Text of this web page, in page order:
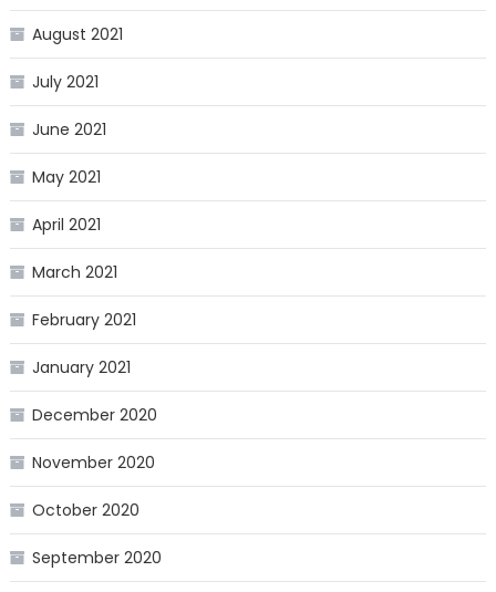
August 2021
July 2021
June 2021
May 2021
April 2021
March 2021
February 2021
January 2021
December 2020
November 2020
October 2020
September 2020